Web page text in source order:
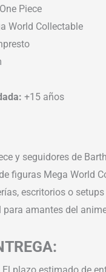
One Piece
World Collectable
+15 años
y seguidores de
figuras Mega World
escritorios o
para amantes del